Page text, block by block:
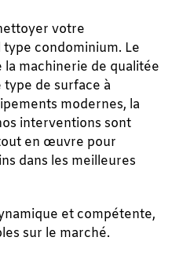
votre
condominium. Le
machinerie de qualitée
type de surface à
modernes, la
interventions sont
en œuvre pour
dans les meilleures
et compétente,
sur le marché.